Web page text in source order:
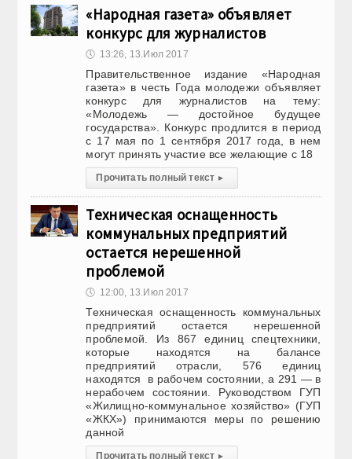
«Народная газета» объявляет
конкурс для журналистов
🕔 13:26, 13.Июл 2017
Правительственное издание «Народная
газета» в честь Года молодежи объявляет
конкурс для журналистов на тему:
«Молодежь — достойное будущее
государства». Конкурс продлится в период
с 17 мая по 1 сентября 2017 года, в нем
могут принять участие все желающие с 18
Прочитать полный текст ▸
Техническая оснащенность
коммунальных предприятий
остается нерешенной
проблемой
🕔 12:00, 13.Июл 2017
Техническая оснащенность коммунальных
предприятий остается нерешенной
проблемой. Из 867 единиц спецтехники,
которые находятся на балансе
предприятий отрасли, 576 единиц
находятся в рабочем состоянии, а 291 — в
нерабочем состоянии. Руководством ГУП
«Жилищно-коммунальное хозяйство» (ГУП
«ЖКХ») принимаются меры по решению
данной
Прочитать полный текст ▸